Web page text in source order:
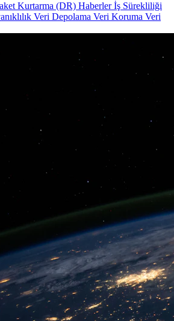
Kurtarma (DR) Haberlerİş Sürekliliği
Veri Depolama Veri Koruma Veri